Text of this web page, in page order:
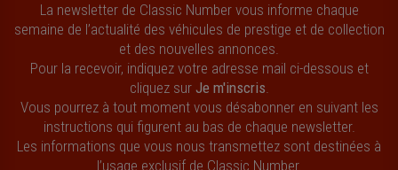
La newsletter de Classic Number vous informe chaque
semaine de l’actualité des véhicules de prestige et de collection
et des nouvelles annonces.
Pour la recevoir, indiquez votre adresse mail ci-dessous et
cliquez sur Je m'inscris.
Vous pourrez à tout moment vous désabonner en suivant les
instructions qui figurent au bas de chaque newsletter.
Les informations que vous nous transmettez sont destinées à
l’usage exclusif de Classic Number.